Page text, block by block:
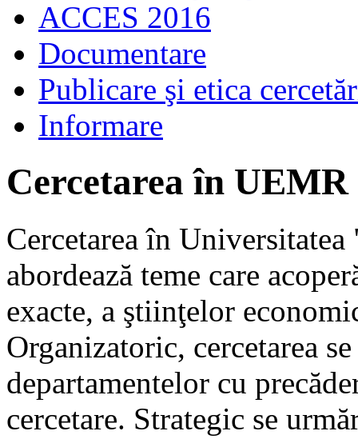
ACCES 2016
Documentare
Publicare şi etica
Informare
Cercetarea în UEMR
Cercetarea în
abordează teme care
exacte, a ştiinţelor
Organizatoric, cercetarea
departamentelor cu
cercetare. Strategic se